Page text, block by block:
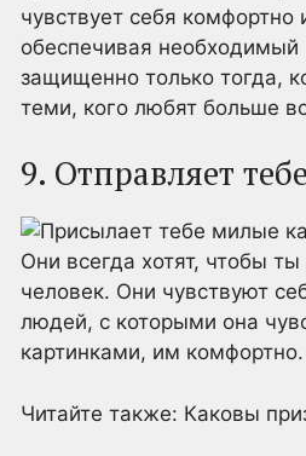
чувствует себя
обеспечивая
защищенно только тогда,
теми, кого любят больше
9. Отправляет
Они всегда хотят, чтобы
человек. Они чувствуют
людей, с которыми она
картинками, им
Читайте также: Каковы